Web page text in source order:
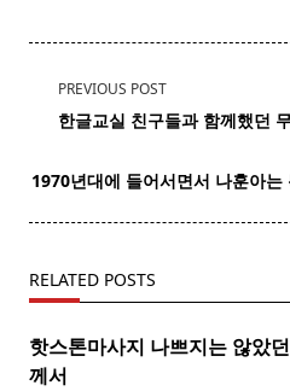
<span
class="nav-
screen-
text">Page</span>
PREVIOUS POST
한글교실 친구들과 함께했던
1970년대에 들어서면서 나훈아는
RELATED POSTS
핫스톤마사지 나쁘지는 않았
께서